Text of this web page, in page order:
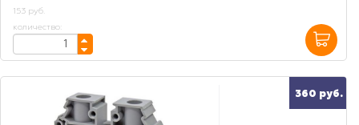
153 руб.
количество:
360 руб.